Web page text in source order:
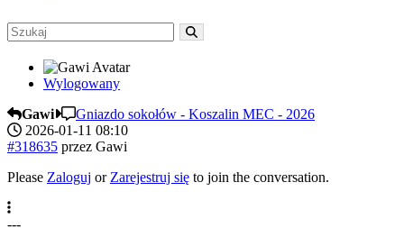
Wylogowany
Gawi
Gniazdo sokołów - Koszalin MEC - 2026
2026-01-11 08:10
#318635 przez Gawi
Please Zaloguj or Zarejestruj się to join the conversation.
---